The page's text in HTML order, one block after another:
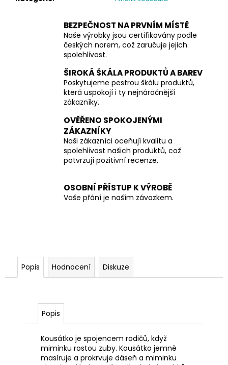
BEZPEČNOST NA PRVNÍM MÍSTĚ
Naše výrobky jsou certifikovány podle
českých norem, což zaručuje jejich
spolehlivost.
ŠIROKÁ ŠKÁLA PRODUKTŮ A BAREV
Poskytujeme pestrou škálu produktů,
která uspokojí i ty nejnáročnější
zákazníky.
OVĚŘENO SPOKOJENÝMI
ZÁKAZNÍKY
Naši zákazníci oceňují kvalitu a
spolehlivost našich produktů, což
potvrzují pozitivní recenze.
OSOBNÍ PŘÍSTUP K VÝROBĚ
Vaše přání je naším závazkem.
Popis Hodnocení Diskuze
Popis
Kousátko je spojencem rodičů, když
miminku rostou zuby. Kousátko jemně
masíruje a prokrvuje dáseň a miminku